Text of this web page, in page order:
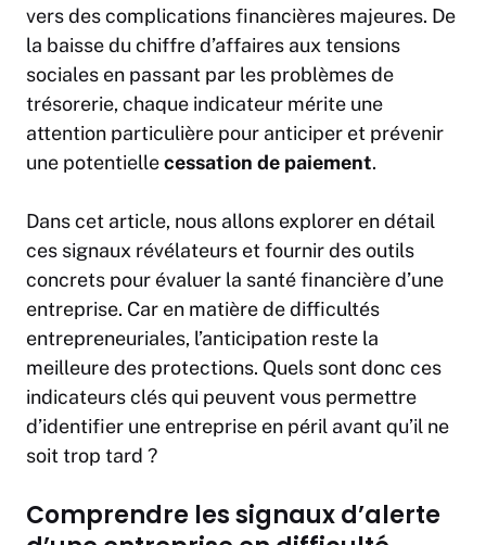
vers des complications financières majeures. De
la baisse du chiffre d’affaires aux tensions
sociales en passant par les problèmes de
trésorerie, chaque indicateur mérite une
attention particulière pour anticiper et prévenir
une potentiellecessation de paiement.
Dans cet article, nous allons explorer en détail
ces signaux révélateurs et fournir des outils
concrets pour évaluer la santé financière d’une
entreprise. Car en matière de difficultés
entrepreneuriales, l’anticipation reste la
meilleure des protections. Quels sont donc ces
indicateurs clés qui peuvent vous permettre
d’identifier une entreprise en péril avant qu’il ne
soit trop tard ?
Comprendre les signaux d’alerte